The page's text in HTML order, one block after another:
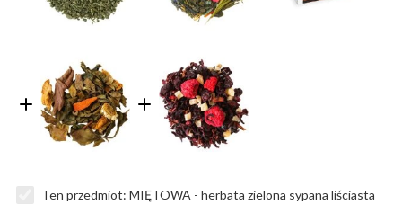
Ten przedmiot:MIĘTOWA - herbata zielona sypana liściasta